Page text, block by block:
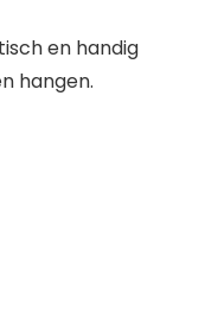
en handig
hangen.